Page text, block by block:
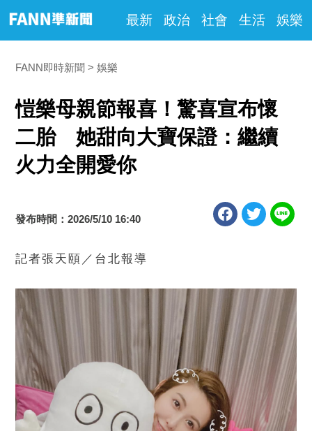
最新 政治 社會 生活 娛樂
FANN即時新聞 娛樂
愷樂母親節報喜！驚喜宣布懷
二胎 她甜向大寶保證：繼續
火力全開愛你
發布時間：2026/5/10 16:40
記者張天頤／台北報導